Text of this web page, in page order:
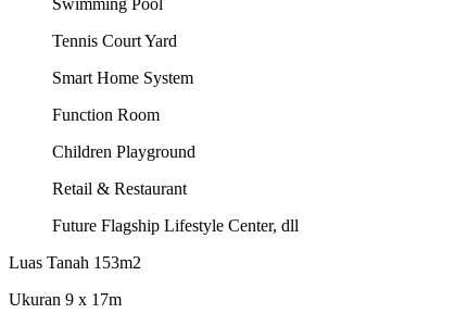
Swimming Pool
Tennis Court Yard
Smart Home System
Function Room
Children Playground
Retail & Restaurant
Future Flagship Lifestyle Center, dll
Luas Tanah 153m2
Ukuran 9 x 17m